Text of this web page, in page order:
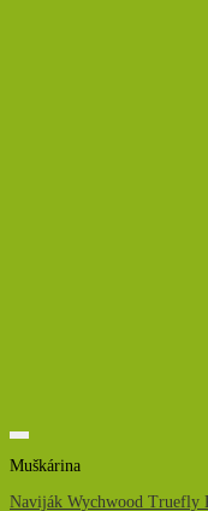
Muškárina
Naviják Wychwood